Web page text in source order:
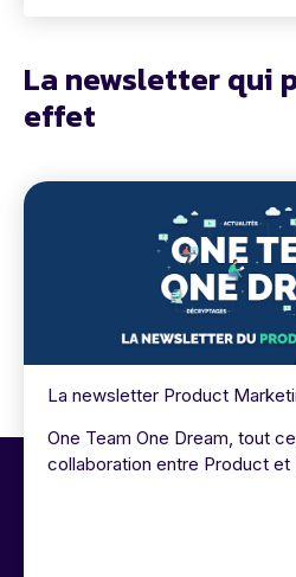
La newsletter qui
effet
La newsletter Product
One Team One Dream, tout
collaboration entre Product et